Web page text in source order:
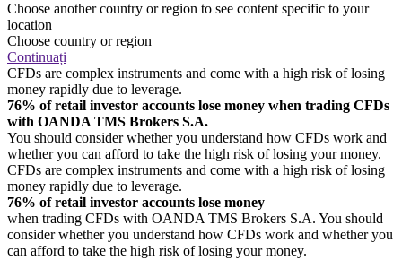
Choose another country or region to see content specific to your
location
Choose country or region
Continuați
CFDs are complex instruments and come with a high risk of losing
money rapidly due to leverage.
76% of retail investor accounts lose money when trading CFDs
with OANDA TMS Brokers S.A.
You should consider whether you understand how CFDs work and
whether you can afford to take the high risk of losing your money.
CFDs are complex instruments and come with a high risk of losing
money rapidly due to leverage.
76% of retail investor accounts lose money
when trading CFDs with OANDA TMS Brokers S.A. You should
consider whether you understand how CFDs work and whether you
can afford to take the high risk of losing your money.